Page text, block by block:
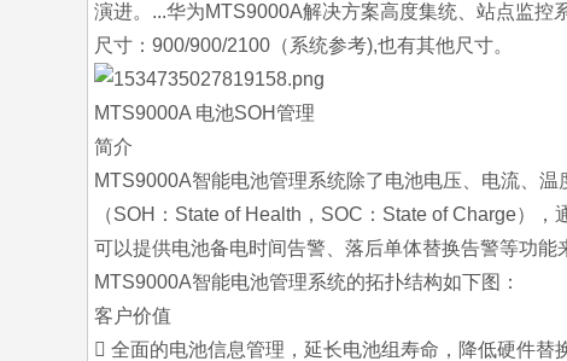
演进。...华为MTS9000A解决方案高度集统、站点监控
尺寸：900/900/2100（系统参考),也有其他尺寸。
MTS9000A 电池SOH管理
简介
MTS9000A智能电池管理系统除了电池电压、电流、
（SOH：State of Health，SOC：State of Charge）
可以提供电池备电时间告警、落后单体替换告警等功能
MTS9000A智能电池管理系统的拓扑结构如下图：
客户价值
 全面的电池信息管理，延长电池组寿命，降低硬件替